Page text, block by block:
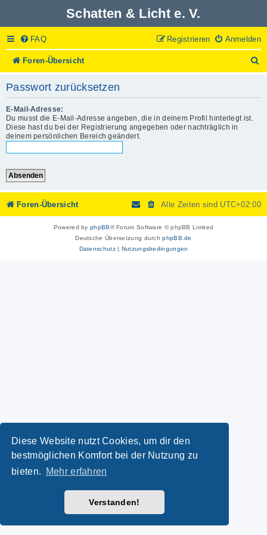
Diese Website nutzt Cookies, um dir den
bestmöglichen Komfort bei der Nutzung zu
bieten.
Mehr erfahren
Verstanden!
Schatten & Licht e. V.
FAQ Anmelden
Registrieren
Foren-Übersicht
u
Passwort zurücksetzen
E-Mail-Adresse:
Du musst die E-Mail-Adresse angeben, die in deinem Profil hinterlegt ist.
Diese hast du bei der Registrierung angegeben oder nachträglich in
deinem persönlichen Bereich geändert.
Foren-Übersicht Alle Zeiten sind UTC+02:00
Powered byphpBB® Forum Software © phpBB Limited
Deutsche Übersetzung durchphpBB.de
Datenschutz| Nutzungsbedingungen